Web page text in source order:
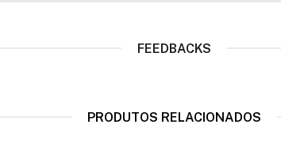
FEEDBACKS
PRODUTOS RELACIONADOS